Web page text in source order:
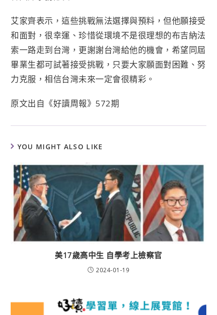
艾家齊表示，這些挑戰無法選擇與預料，但他願接受
和面對，很幸運、珍惜從環境不是很理想的布吉納法
索一路走到台灣，更謝謝台灣給他的機會，希望同屆
畢業生都可試著接受挑戰，只要大家願面對困難、努
力克服，相信台灣未來一定會很精彩。
原文出自《好讀周報》572期
YOU MIGHT ALSO LIKE
美17歲高中生 自學考上檢察官
2024-01-19